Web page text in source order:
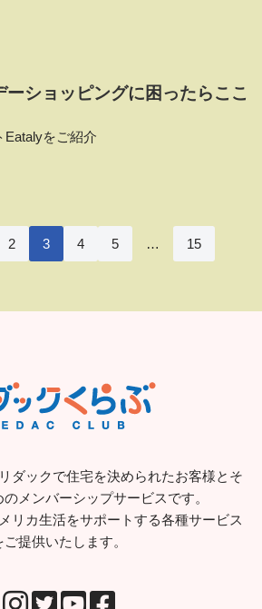
ショッピングに困ったらここ
Eatalyをご紹介
2 3 4 5 … 15
ダックで住宅を決められたお客様とそ
メンバーシップサービスです。
リカ生活をサポートする各種サービス
ご提供いたします。